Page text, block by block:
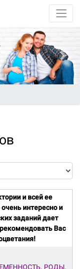
и всей ее
интересно и
заданий дает
Вас
РОДЫ.